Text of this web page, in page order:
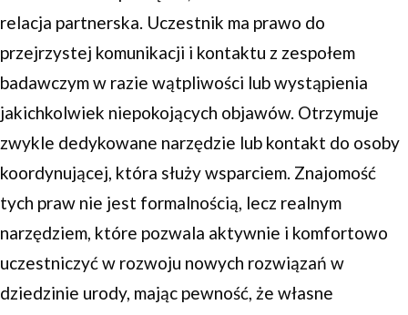
relacja partnerska. Uczestnik ma prawo do
przejrzystej komunikacji i kontaktu z zespołem
badawczym w razie wątpliwości lub wystąpienia
jakichkolwiek niepokojących objawów. Otrzymuje
zwykle dedykowane narzędzie lub kontakt do osoby
koordynującej, która służy wsparciem. Znajomość
tych praw nie jest formalnością, lecz realnym
narzędziem, które pozwala aktywnie i komfortowo
uczestniczyć w rozwoju nowych rozwiązań w
dziedzinie urody, mając pewność, że własne